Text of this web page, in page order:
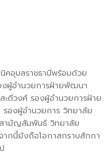
อุบลราชธานีพร้อมด้วย
ผู้อำนวยการฝ่ายพัฒนา
ดีวงศ์ รองผู้อำนวยการฝ่าย
รองผู้อำนวยการ วิทยาลัย
สามัญสัมพันธ์ วิทยาลัย
กนี้ยังถือโอกาสกราบสักกา